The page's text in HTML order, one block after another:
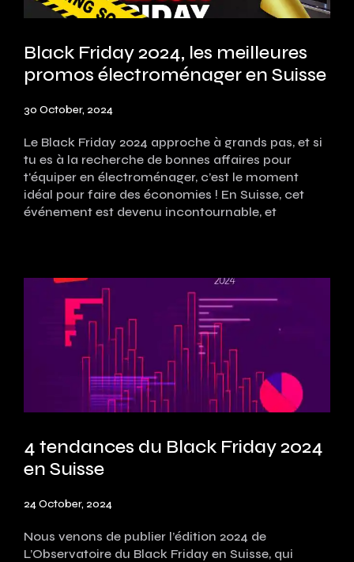
Black Friday 2024, les meilleures
promos électroménager en Suisse
30 October, 2024
Le Black Friday 2024 approche à grands pas, et si
tu es à la recherche de bonnes affaires pour
t'équiper en électroménager, c’est le moment
idéal pour faire des économies ! En Suisse, cet
événement est devenu incontournable, et
4 tendances du Black Friday 2024
en Suisse
24 October, 2024
Nous venons de publier l’édition 2024 de
L’Observatoire du Black Friday en Suisse, qui